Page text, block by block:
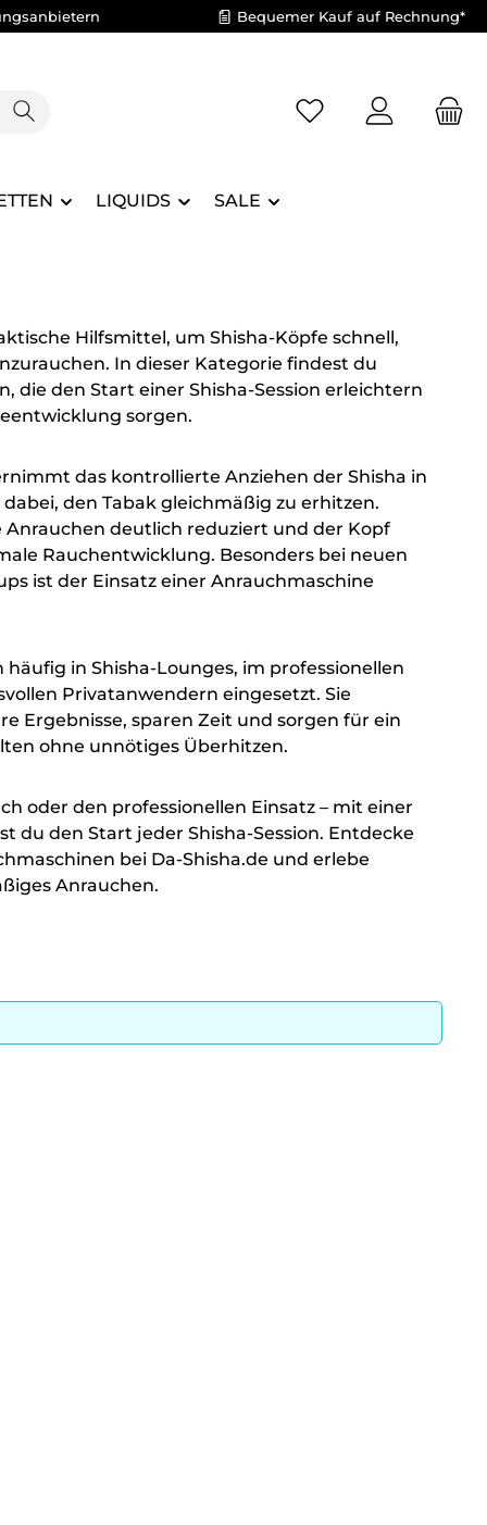
Bequemer Kauf auf Rechnung*
Du hast 0
LIQUIDS SALE
Hilfsmittel, um Shisha-Köpfe schnell,
In dieser Kategorie findest du
die den Start einer Shisha-Session erleichtern
sorgen.
das kontrollierte Anziehen der Shisha in
den Tabak gleichmäßig zu erhitzen.
Anrauchen deutlich reduziert und der Kopf
Rauchentwicklung. Besonders bei neuen
ist der Einsatz einer Anrauchmaschine
in Shisha-Lounges, im professionellen
Privatanwendern eingesetzt. Sie
Ergebnisse, sparen Zeit und sorgen für ein
ohne unnötiges Überhitzen.
oder den professionellen Einsatz – mit einer
du den Start jeder Shisha-Session. Entdecke
bei Da-Shisha.de und erlebe
Anrauchen.